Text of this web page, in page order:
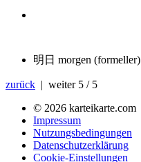
明日 morgen (formeller)
zurück | weiter 5 / 5
© 2026 karteikarte.com
Impressum
Nutzungsbedingungen
Datenschutzerklärung
Cookie-Einstellungen